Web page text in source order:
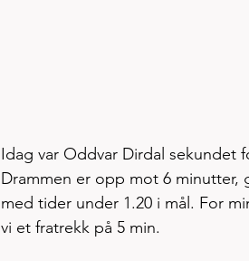
Idag var Oddvar Dirdal sekundet
Drammen er opp mot 6
med tider under 1.20 i mål. For
vi et fratrekk på 5 min.